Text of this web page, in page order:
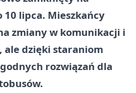
lipca. Mieszkańcy
zmiany w komunikacji i
ale dzięki staraniom
rozwiązań dla